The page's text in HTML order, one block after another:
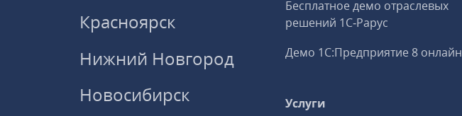
Красноярск
Нижний Новгород
Новосибирск
Бесплатное демо отраслевых
решений 1С‑Рарус
Демо 1С:Предприятие 8 онлайн
Услуги